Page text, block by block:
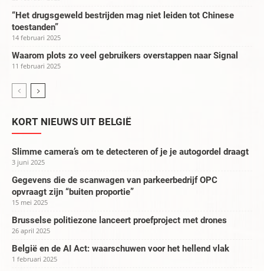
“Het drugsgeweld bestrijden mag niet leiden tot Chinese
toestanden”
14 februari 2025
Waarom plots zo veel gebruikers overstappen naar Signal
11 februari 2025
KORT NIEUWS UIT BELGIË
Slimme camera’s om te detecteren of je je autogordel draagt
3 juni 2025
Gegevens die de scanwagen van parkeerbedrijf OPC
opvraagt zijn “buiten proportie”
15 mei 2025
Brusselse politiezone lanceert proefproject met drones
26 april 2025
België en de AI Act: waarschuwen voor het hellend vlak
1 februari 2025